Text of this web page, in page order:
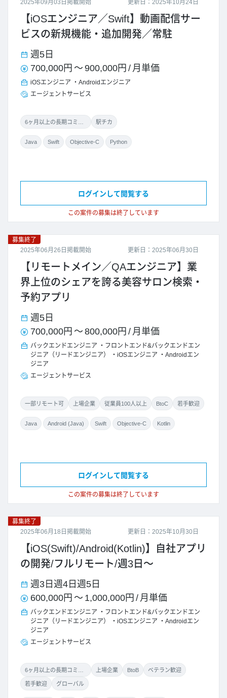
更新日：2025年10月24日
2025年09月03日掲載開始
【iOSエンジニア／Swift】動画配信サー
ビスの新規機能・追加開発／常駐
週5日
700,000円 ～ 900,000円 / 月単価
iOSエンジニア
Androidエンジニア
エージェントサービス
駅チカ
Java Swift Objective-C Python
この案件の募集は終了しています
ログインして閲覧する
更新日：2025年06月30日
募集終了
2025年06月26日掲載開始
【リモートメイン／QAエンジニア】業
界上位のシェアを誇る美容サロン検索・
予約アプリ
週5日
700,000円 ～ 800,000円 / 月単価
バックエンドエンジニア
フロントエンド&バックエンドエン
ジニア（リードエンジニア）
iOSエンジニア
Androidエン
ジニア
エージェントサービス
一部リモート可 上場企業 従業員100人以上 BtoC 若手歓迎
Java Android (Java) Swift Objective-C Kotlin
この案件の募集は終了しています
ログインして閲覧する
更新日：2025年10月30日
募集終了
2025年06月18日掲載開始
【iOS(Swift)/Android(Kotlin)】自社アプリ
の開発/フルリモート/週3日～
週3日 週4日 週5日
600,000円 ～ 1,000,000円 / 月単価
バックエンドエンジニア
フロントエンド&バックエンドエン
ジニア（リードエンジニア）
iOSエンジニア
Androidエン
ジニア
エージェントサービス
上場企業 BtoB ベテラン歓迎
若手歓迎 グローバル